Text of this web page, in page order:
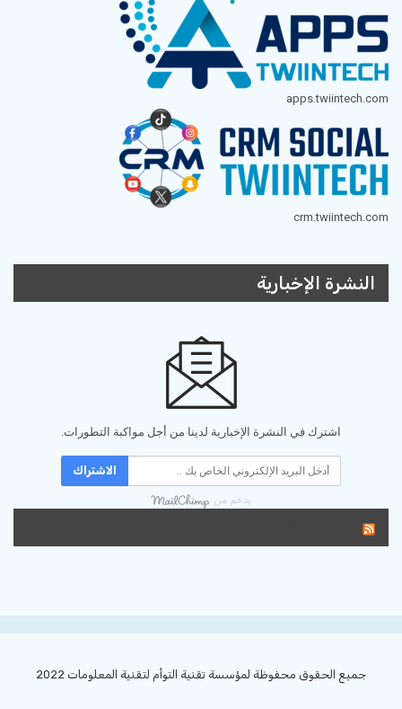
apps.twiintech.com
crm.twiintech.com
النشرة الإخبارية
اشترك في النشرة الإخبارية لدينا من أجل مواكبة التطورات.
الاشتراك
بدعم من
جميع الحقوق محفوظة لمؤسسة تقنية التوأم لتقنية المعلومات 2022